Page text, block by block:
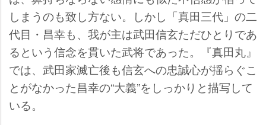
しまうのも致し方ない。しかし「真田三代」の二
代目・昌幸も、我が主は武田信玄ただひとりであ
るという信念を貫いた武将であった。『真田丸』
では、武田家滅亡後も信玄への忠誠心が揺らぐこ
とがなかった昌幸の“大義”をしっかりと描写して
いる。